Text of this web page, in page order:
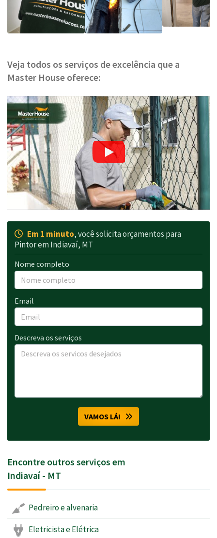
Veja todos os serviços de excelência que a
Master House oferece:
Em 1 minuto, você solicita orçamentos para
Pintor em Indiavaí, MT
Nome completo
Email
Descreva os serviços
VAMOS LÁ!
Encontre outros serviços em
Indiavaí - MT
Pedreiro e alvenaria
Eletricista e Elétrica